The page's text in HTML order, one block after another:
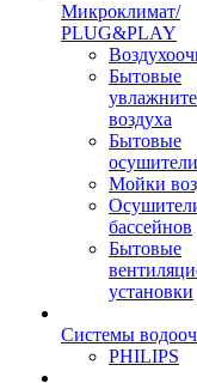
Микроклимат/
PLUG&PLAY
Бытовые
воздуха
Бытовые
Мойки
бассейнов
Бытовые
установки
Системы
PHILIPS